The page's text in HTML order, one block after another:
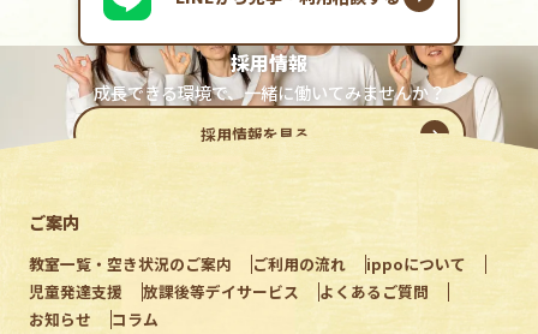
採用情報
成長できる環境で、一緒に働いてみませんか？
採用情報を見る
ご案内
教室一覧・空き状況のご案内 ご利用の流れ
ippoについて
児童発達支援
放課後等デイサービス
よくあるご質問
お知らせ
コラム